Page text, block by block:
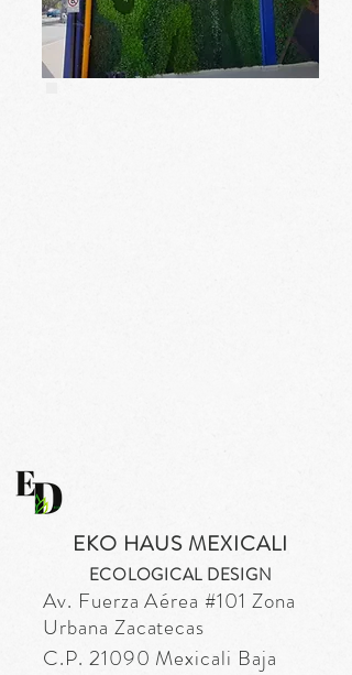
EKO HAUS MEXICALI
ECOLOGICAL DESIGN
Av. FuerzaAérea #101 Zona
Urbana Zacatecas
C.P. 21090 Mexicali Baja